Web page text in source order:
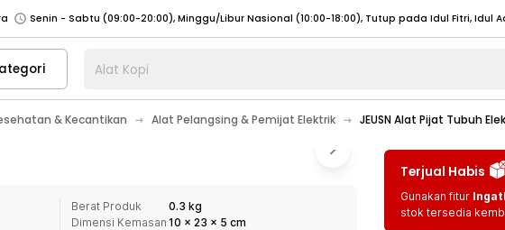
Barat
Senin - Jumat (07:00 - 20:00), Sabtu - Minggu (08:00 - 20:00), Tutup pada Idul Fitri
Senin - Jumat (08:00 - 20:00), Sabtu - Minggu/ Libur Nasional (08:00 - 17:00) Selengkapnya
Senin - Jumat (08:00 - 20:00), Sabtu - Minggu/ Libur Nasional (08:00 - 17:00) Selengkapnya
Senin - Sabtu (09:00-20:00), Minggu/Libur Nasional (12:00-20:00), Tutup pada Idul Fitri
Senin - Sabtu (09:00-20:00), Minggu/Libur Nasional (12:00-20:00), Tutup pada Idul Fitri
Alat Kopi
& Kecantikan Alat Pelangsing & Pemijat Elektrik JEUSN Alat Pijat Tubuh
Berat Produk
0.3 kg
Dimensi Kemasan 10 x 23 x 5 cm
Terjual Habis
Gunakan fitur
stok tersedia